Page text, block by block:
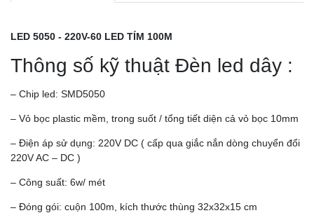
LED 5050 - 220V-60 LED TÍM 100M
Thông số kỹ thuật Đèn led dây :
– Chip led: SMD5050
– Vỏ bọc plastic mềm, trong suốt / tổng tiết diện cả vỏ bọc 10mm
– Điện áp sử dụng: 220V DC ( cấp qua giắc nắn dòng chuyển đổi
220V AC – DC )
– Công suất: 6w/ mét
– Đóng gói: cuộn 100m, kích thước thùng 32x32x15 cm